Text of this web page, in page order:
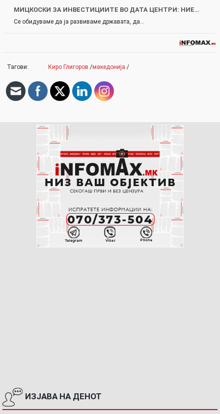
МИЦКОСКИ ЗА ИНВЕСТИЦИИТЕ ВО ДАТА ЦЕНТРИ: НИЕ…
Се обидуваме да ја развиваме државата, да…
Тагови: Киро Глигоров /македонија /
ИЗЈАВА НА ДЕНОТ